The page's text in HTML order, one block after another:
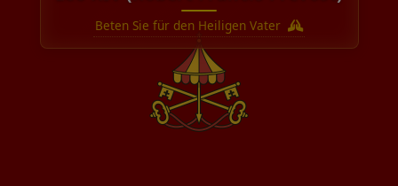
Beten Sie für den Heiligen Vater